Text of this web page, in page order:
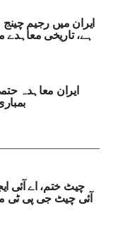
ایران میں رجیم
ہے، تاریخی معاہدے
ایران معاہدہ
چیٹ ختم، اے آئی
آئی چیٹ جی پی ٹی